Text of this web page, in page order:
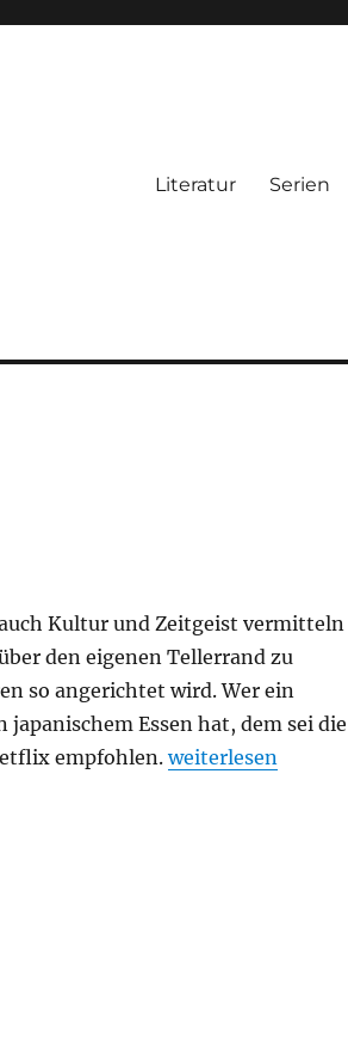
Literatur Serien
Kultur und Zeitgeist vermitteln
den eigenen Tellerrand zu
so angerichtet wird. Wer ein
japanischem Essen hat, dem sei die
empfohlen.„Samurai Gourmet“
weiterlesen